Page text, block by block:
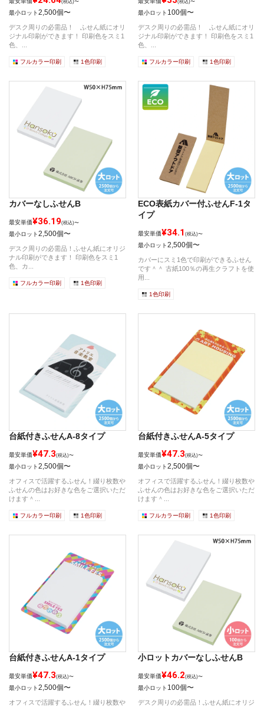
(税込)〜
最小ロット2,500個〜
デスク周りの必需品！ ふせん紙にオリ
ジナル印刷ができます！ 印刷色をスミ1
色、...
フルカラー印刷 1色印刷
(税込)〜
最小ロット 100個〜
デスク周りの必需品！ ふせん紙にオリ
ジナル印刷ができます！ 印刷色をスミ1
色、...
フルカラー印刷 1色印刷
カバーなしふせんB
最安単価¥36.19(税込)〜
最小ロット2,500個〜
デスク周りの必需品！ふせん紙にオリジ
ナル印刷ができます！ 印刷色をスミ1
色、カ...
フルカラー印刷 1色印刷
ECO表紙カバー付ふせんF-1タ
イプ
最安単価¥34.1 (税込)〜
最小ロット2,500個〜
カバーにスミ1色で印刷ができるふせん
です＾＾ 古紙100％の再生クラフトを使
用...
1色印刷
台紙付きふせんA-8タイプ
最安単価¥47.3(税込)〜
最小ロット2,500個〜
オフィスで活躍するふせん！綴り枚数や
ふせんの色はお好きな色をご選択いただ
けます＾...
フルカラー印刷 1色印刷
台紙付きふせんA-5タイプ
最安単価¥47.3(税込)〜
最小ロット2,500個〜
オフィスで活躍するふせん！綴り枚数や
ふせんの色はお好きな色をご選択いただ
けます＾...
フルカラー印刷 1色印刷
台紙付きふせんA-1タイプ
最安単価¥47.3(税込)〜
最小ロット2,500個〜
オフィスで活躍するふせん！綴り枚数や
小ロットカバーなしふせんB
最安単価¥46.2(税込)〜
最小ロット 100個〜
デスク周りの必需品！ふせん紙にオリジ